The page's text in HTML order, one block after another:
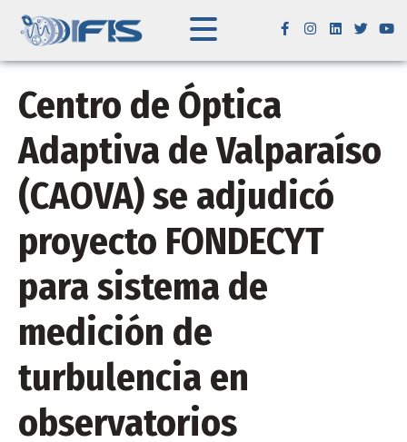
Centro de Óptica
Adaptiva de Valparaíso
(CAOVA) se adjudicó
proyecto FONDECYT
para sistema de
medición de
turbulencia en
observatorios